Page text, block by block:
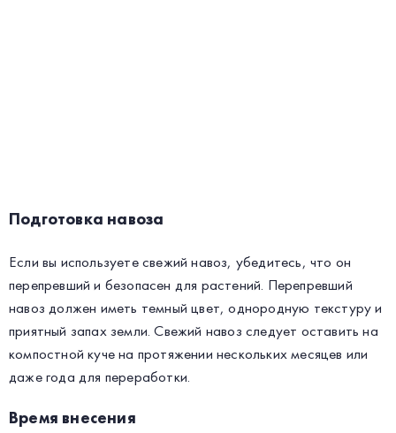
Подготовка навоза
Если вы используете свежий навоз, убедитесь, что он
перепревший и безопасен для растений. Перепревший
навоз должен иметь темный цвет, однородную текстуру и
приятный запах земли. Свежий навоз следует оставить на
компостной куче на протяжении нескольких месяцев или
даже года для переработки.
Время внесения